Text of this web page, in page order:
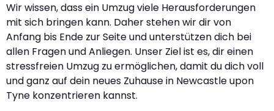
Wir wissen, dass ein Umzug viele Herausforderungen
mit sich bringen kann. Daher stehen wir dir von
Anfang bis Ende zur Seite und unterstützen dich bei
allen Fragen und Anliegen. Unser Ziel ist es, dir einen
stressfreien Umzug zu ermöglichen, damit du dich voll
und ganz auf dein neues Zuhause in Newcastle upon
Tyne konzentrieren kannst.